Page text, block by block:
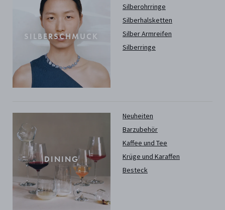
SILBERSCHMUCK
Silberohrringe
Silberhalsketten
Silber Armreifen
Silberringe
DINING
Neuheiten
Barzubehör
Kaffee und Tee
Krüge und Karaffen
Besteck